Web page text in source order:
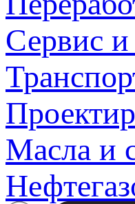
Сервис и
Масла и